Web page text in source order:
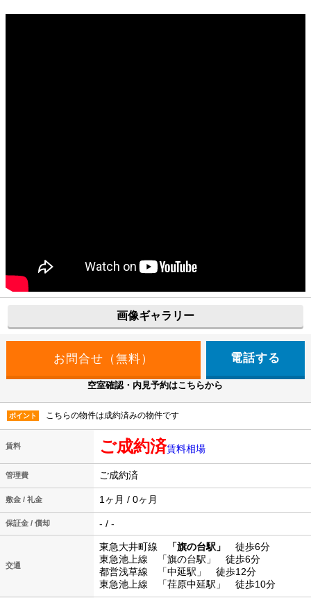
画像ギャラリー
電話する
空室確認・内見予約はこちらから
ポイント こちらの物件は成約済みの物件です
賃料 ご成約済賃料相場
管理費 ご成約済
敷金 / 礼金 1ヶ月 / 0ヶ月
保証金 / 償却 - / -
交通
東急大井町線 「旗の台駅」
徒歩6分
東急池上線 「旗の台駅」 徒歩6分
都営浅草線 「中延駅」 徒歩12分
東急池上線 「荏原中延駅」 徒歩10分